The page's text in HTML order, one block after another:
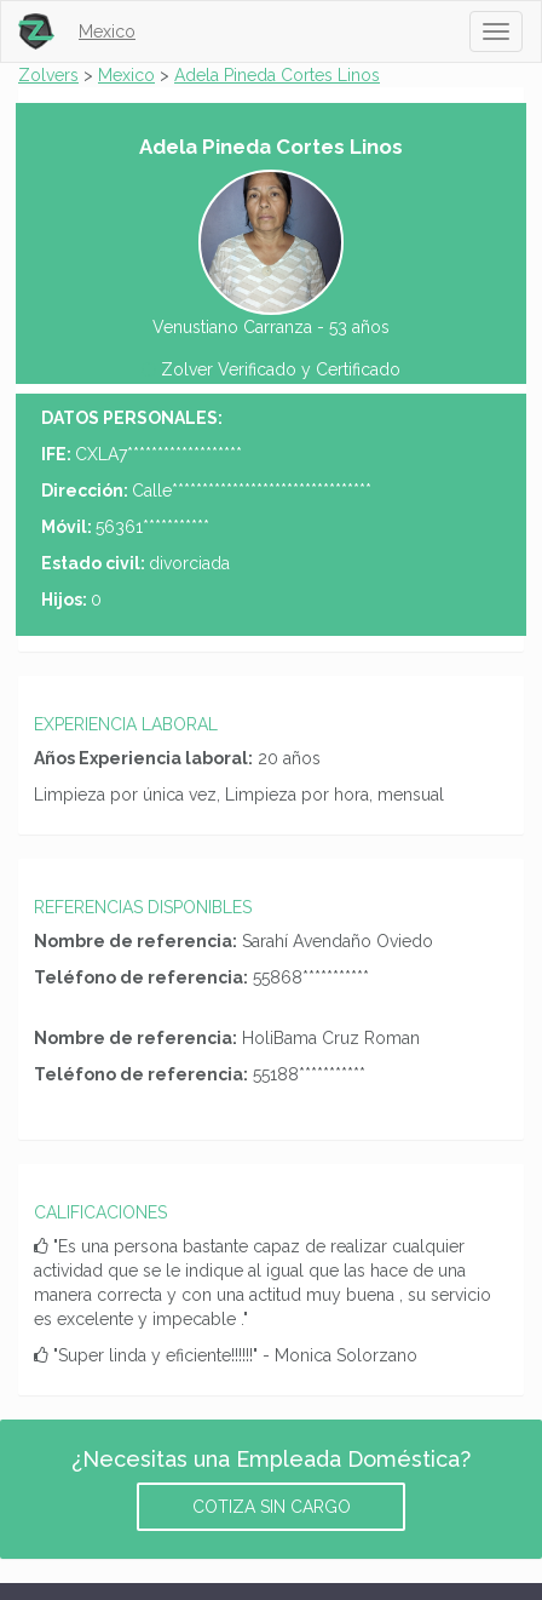
Mexico
Zolvers > Mexico > Adela Pineda Cortes Linos
Adela Pineda Cortes Linos
Venustiano Carranza - 53 años
Zolver Verificado y Certificado
DATOS PERSONALES:
IFE: CXLA7*******************
Dirección: Calle*********************************
Móvil:56361***********
Estado civil: divorciada
Hijos: 0
EXPERIENCIA LABORAL
Años Experiencia laboral: 20 años
Limpieza por única vez, Limpieza por hora, mensual
REFERENCIAS DISPONIBLES
Nombre de referencia: Sarahí Avendaño Oviedo
Teléfono de referencia: 55868***********
Nombre de referencia: HoliBama Cruz Roman
Teléfono de referencia: 55188***********
CALIFICACIONES
"Es una persona bastante capaz de realizar cualquier
actividad que se le indique al igual que las hace de una
manera correcta y con una actitud muy buena , su servicio
es excelente y impecable ."
"Super linda y eficiente!!!!!!" - Monica Solorzano
¿Necesitas una Empleada Doméstica?
COTIZA SIN CARGO